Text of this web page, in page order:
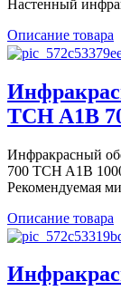
Настенный
Описание товара
TCH A1B
Инфракрасный
700 TCH A1B
Рекомендуемая
Описание товара